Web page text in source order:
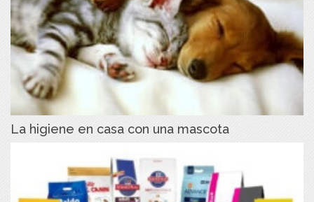
La higiene en casa con una mascota